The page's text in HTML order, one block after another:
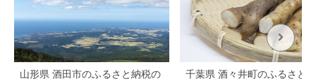
山形県 酒田市のふるさと納税の
千葉県 酒々井町のふるさと